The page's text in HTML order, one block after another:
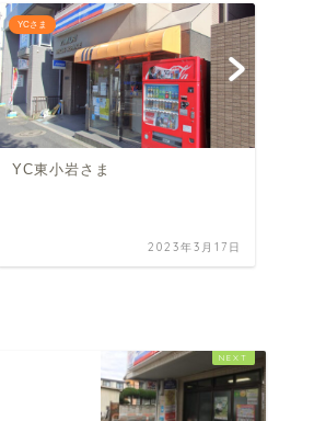
YCさま
YC東小岩さま
2023年3月17日